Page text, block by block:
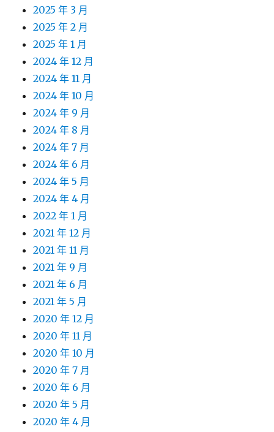
2025 年 3 月
2025 年 2 月
2025 年 1 月
2024 年 12 月
2024 年 11 月
2024 年 10 月
2024 年 9 月
2024 年 8 月
2024 年 7 月
2024 年 6 月
2024 年 5 月
2024 年 4 月
2022 年 1 月
2021 年 12 月
2021 年 11 月
2021 年 9 月
2021 年 6 月
2021 年 5 月
2020 年 12 月
2020 年 11 月
2020 年 10 月
2020 年 7 月
2020 年 6 月
2020 年 5 月
2020 年 4 月